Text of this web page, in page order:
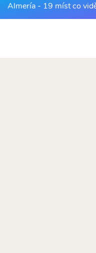
Almería - 19 míst co